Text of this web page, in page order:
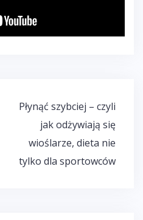
Płynąć szybciej – czyli
jak odżywiają się
wioślarze, dieta nie
tylko dla sportowców